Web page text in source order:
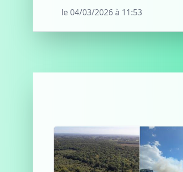
le 04/03/2026 à 11:53